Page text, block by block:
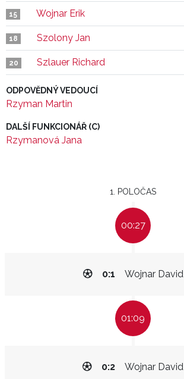
15 Wojnar Erik
18 Szolony Jan
20 Szlauer Richard
ODPOVĚDNÝ VEDOUCÍ
Rzyman Martin
DALŠÍ FUNKCIONÁŘ (C)
Rzymanová Jana
1. POLOČAS
00:27
Wojnar David
0:1
01:09
Wojnar David
0:2